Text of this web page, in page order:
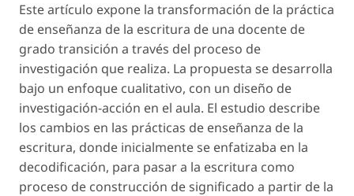
Este artículo expone la transformación de la práctica
de enseñanza de la escritura de una docente de
grado transición a través del proceso de
investigación que realiza. La propuesta se desarrolla
bajo un enfoque cualitativo, con un diseño de
investigación-acción en el aula. El estudio describe
los cambios en las prácticas de enseñanza de la
escritura, donde inicialmente se enfatizaba en la
decodificación, para pasar a la escritura como
proceso de construcción de significado a partir de la